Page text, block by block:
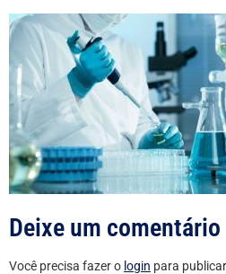
Deixe um comentário
Você precisa fazer o login para